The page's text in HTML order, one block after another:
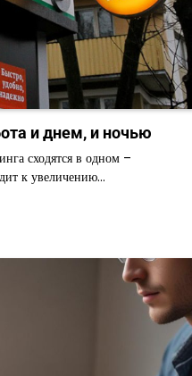
и днем, и ночью
сходятся в одном –
к увеличению…